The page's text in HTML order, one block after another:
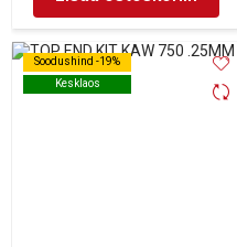
Soodushind -19%
Kesklaos
Soodushind -19%
Kesklaos